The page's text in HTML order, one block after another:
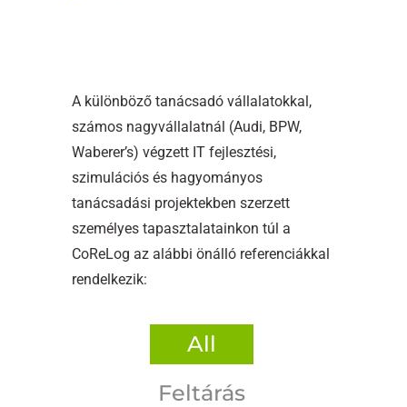
A különböző tanácsadó vállalatokkal,
számos nagyvállalatnál (Audi, BPW,
Waberer’s) végzett IT fejlesztési,
szimulációs és hagyományos
tanácsadási projektekben szerzett
személyes tapasztalatainkon túl a
CoReLog az alábbi önálló referenciákkal
rendelkezik:
All
Feltárás